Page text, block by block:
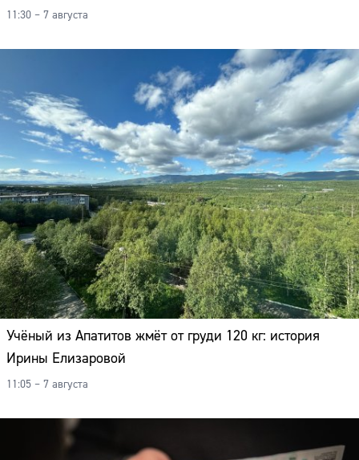
11:30 – 7 августа
Учёный из Апатитов жмёт от груди 120 кг: история
Ирины Елизаровой
11:05 – 7 августа